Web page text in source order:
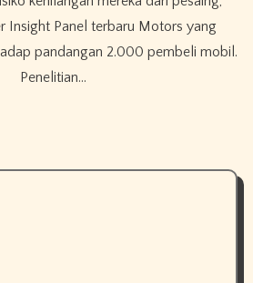
Insight Panel terbaru Motors yang
pandangan 2.000 pembeli mobil.
Penelitian…